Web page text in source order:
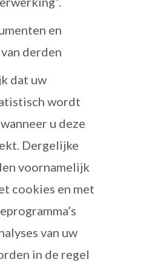
en
derden
dat uw
wordt
u deze
Dergelijke
voornamelijk
cookies en met
van uw
in de regel